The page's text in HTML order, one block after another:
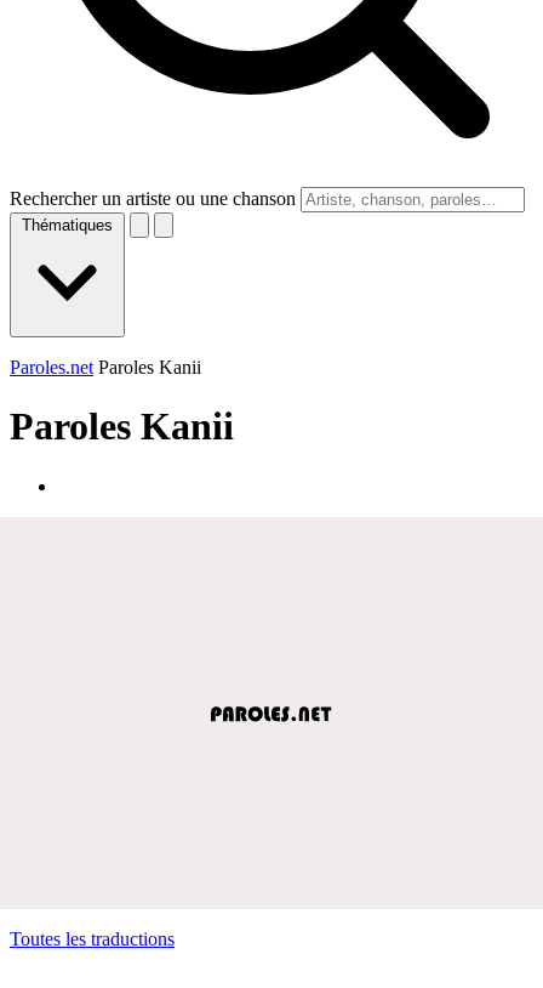
Rechercher un artiste ou une chanson
Thématiques
Paroles.net Paroles Kanii
Paroles Kanii
Toutes les traductions